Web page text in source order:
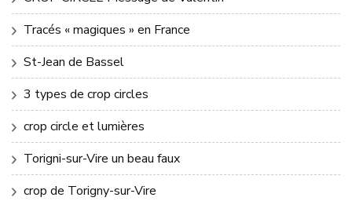
Tracés « magiques » en France
St-Jean de Bassel
3 types de crop circles
crop circle et lumières
Torigni-sur-Vire un beau faux
crop de Torigny-sur-Vire